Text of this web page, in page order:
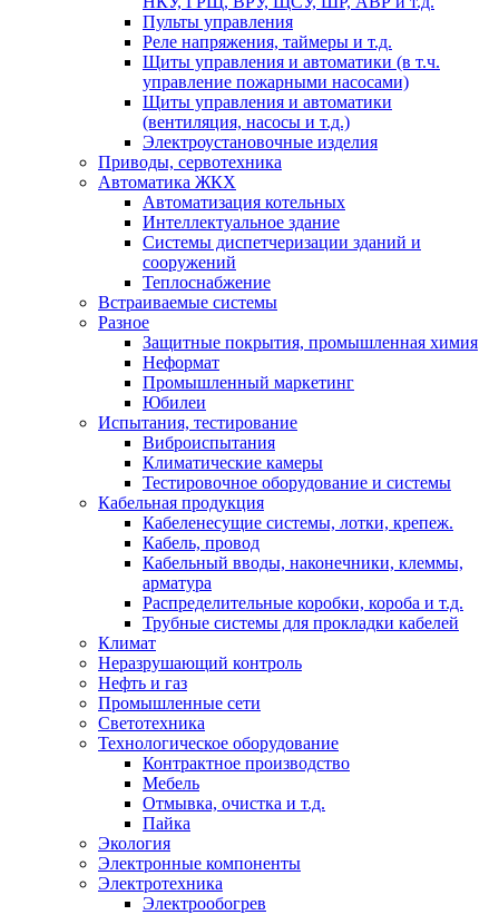
Пульты управления
Реле напряжения, таймеры и т.д.
Щиты управления и автоматики (в т.ч.
управление пожарными насосами)
Щиты управления и автоматики
(вентиляция, насосы и т.д.)
Электроустановочные изделия
Приводы, сервотехника
Автоматика ЖКХ
Автоматизация котельных
Интеллектуальное здание
Системы диспетчеризации зданий и
сооружений
Теплоснабжение
Встраиваемые системы
Разное
Защитные покрытия, промышленная химия
Неформат
Промышленный маркетинг
Юбилеи
Испытания, тестирование
Виброиспытания
Климатические камеры
Тестировочное оборудование и системы
Кабельная продукция
Кабеленесущие системы, лотки, крепеж.
Кабель, провод
Кабельный вводы, наконечники, клеммы,
арматура
Распределительные коробки, короба и т.д.
Трубные системы для прокладки кабелей
Климат
Неразрушающий контроль
Нефть и газ
Промышленные сети
Светотехника
Технологическое оборудование
Контрактное производство
Мебель
Отмывка, очистка и т.д.
Пайка
Экология
Электронные компоненты
Электротехника
Электрообогрев